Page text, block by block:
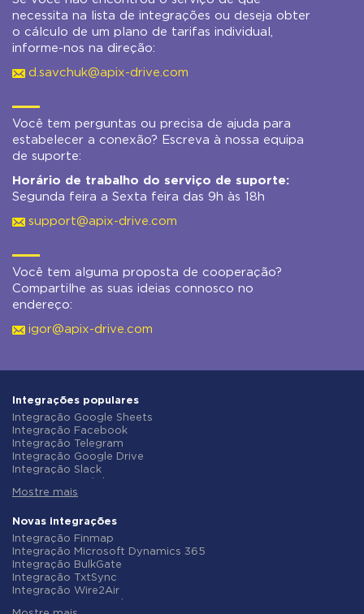
necessita na lista de integrações ou deseja obter
o cálculo de um plano de tarifas individual,
informe-nos na direção:
d.savchuk@apix-drive.com
Você tem perguntas ou precisa de ajuda para
estabelecer a conexão? Escreva à nossa equipa
de suporte:
Horário de trabalho do serviço de suporte:
Segunda feira a Sexta feira das 9h às 18h
support@apix-drive.com
Você tem alguma proposta de cooperação?
Compartilhe as suas ideias connosco no
endereço:
igor@apix-drive.com
Integrações populares
Integração Google Sheets
Integração Facebook
Integração Telegram
Integração Google Drive
Integração Slack
Integração Gmail
Integração ClickUp
Integração Airtable
Integração Google Contacts
Integração OpenAI (ChatGPT)
Integração Instagram
Integração ActiveCampaign
Integração Typeform
Mostre mais
Novas integrações
Integração Finmap
Integração Microsoft Dynamics 365
Integração BulkGate
Integração TxtSync
Integração Wire2Air